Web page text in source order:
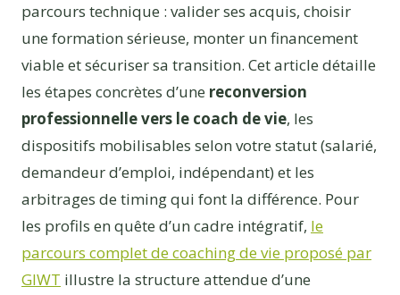
parcours technique : valider ses acquis, choisir
une formation sérieuse, monter un financement
viable et sécuriser sa transition. Cet article détaille
les étapes concrètes d’une reconversion
professionnelle vers le coach de vie, les
dispositifs mobilisables selon votre statut (salarié,
demandeur d’emploi, indépendant) et les
arbitrages de timing qui font la différence. Pour
les profils en quête d’un cadre intégratif, le
parcours complet de coaching de vie proposé par
GIWT illustre la structure attendue d’une